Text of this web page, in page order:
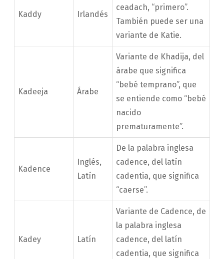
Kaddy Irlandés
ceadach, “primero”.
También puede ser una
variante de Katie.
Kadeeja Árabe
Variante de Khadija, del
árabe que significa
“bebé temprano”, que
se entiende como “bebé
nacido
prematuramente”.
Kadence
Inglés,
Latín
De la palabra inglesa
cadence, del latín
cadentia, que significa
“caerse”.
Kadey Latín
Variante de Cadence, de
la palabra inglesa
cadence, del latín
cadentia, que significa